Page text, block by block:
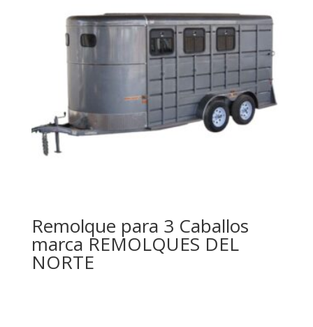
Remolque para 3 Caballos
marca REMOLQUES DEL
NORTE